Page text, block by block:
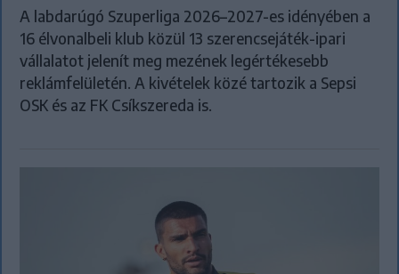
A labdarúgó Szuperliga 2026–2027-es idényében a
16 élvonalbeli klub közül 13 szerencsejáték-ipari
vállalatot jelenít meg mezének legértékesebb
reklámfelületén. A kivételek közé tartozik a Sepsi
OSK és az FK Csíkszereda is.